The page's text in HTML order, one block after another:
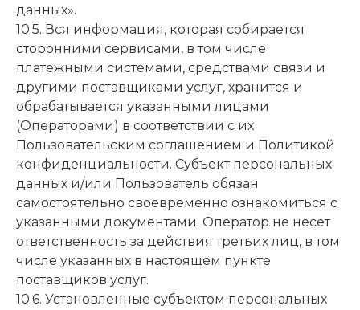
данных».
10.5. Вся информация, которая собирается
сторонними сервисами, в том числе
платежными системами, средствами связи и
другими поставщиками услуг, хранится и
обрабатывается указанными лицами
(Операторами) в соответствии с их
Пользовательским соглашением и Политикой
конфиденциальности. Субъект персональных
данных и/или Пользователь обязан
самостоятельно своевременно ознакомиться с
указанными документами. Оператор не несет
ответственность за действия третьих лиц, в том
числе указанных в настоящем пункте
поставщиков услуг.
10.6. Установленные субъектом персональных